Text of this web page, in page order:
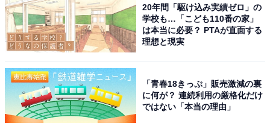
20年間「駆け込み実績ゼロ」の
学校も…「こども110番の家」
は本当に必要？ PTAが直面する
理想と現実
「青春18きっぷ」販売激減の裏
に何が？ 連続利用の厳格化だけ
ではない「本当の理由」